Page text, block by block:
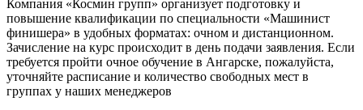
Компания «Космин групп» организует подготовку и
повышение квалификации по специальности «Машинист
финишера» в удобных форматах: очном и дистанционном.
Зачисление на курс происходит в день подачи заявления. Если
требуется пройти очное обучение в Ангарске, пожалуйста,
уточняйте расписание и количество свободных мест в
группах у наших менеджеров